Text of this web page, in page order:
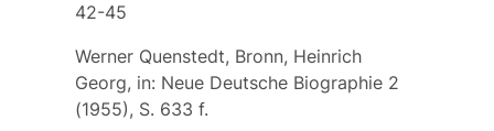
42-45
Werner Quenstedt, Bronn, Heinrich
Georg, in: Neue Deutsche Biographie 2
(1955), S. 633 f.